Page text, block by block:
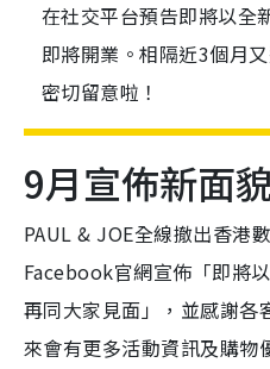
在社交平台預告即將以全
即將開業。相隔近3個月
密切留意啦！
9月宣佈新面
PAUL & JOE全線撤出香港
Facebook官網宣佈「即將
再同大家見面」，並感謝各
來會有更多活動資訊及購物